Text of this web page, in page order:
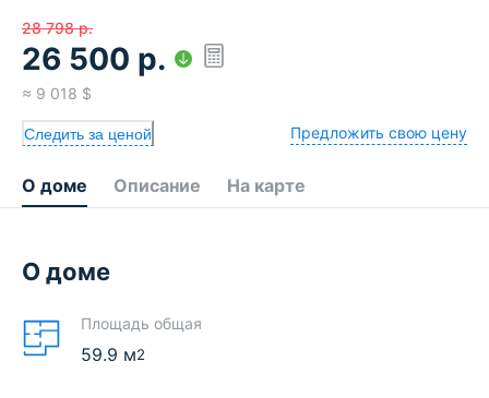
28 798 р.
26 500 р.
≈ 9 018 $
Следить за ценой Предложить свою цену
О доме Описание На карте
О доме
Площадь общая
59.9 м2